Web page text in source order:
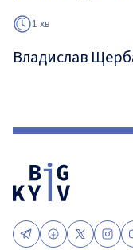
1 хв
Владислав